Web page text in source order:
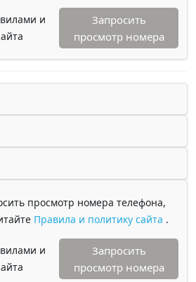
и
Запросить
просмотр номера
просмотр номера телефона,
Правила и политику сайта .
и
Запросить
просмотр номера